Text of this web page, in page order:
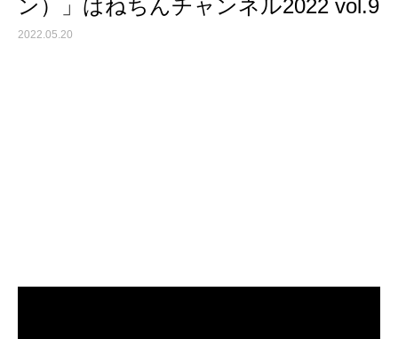
ン）」はねちんチャンネル2022 vol.9
2022.05.20